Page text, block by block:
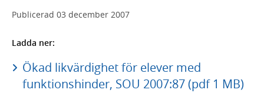
Publicerad 03 december 2007
Ladda ner:
Ökad likvärdighet för elever med
funktionshinder, SOU 2007:87 (pdf 1 MB)